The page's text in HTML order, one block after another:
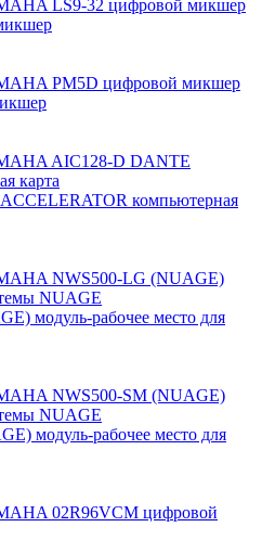
компьютерная
модуль-рабочее место для
модуль-рабочее место для